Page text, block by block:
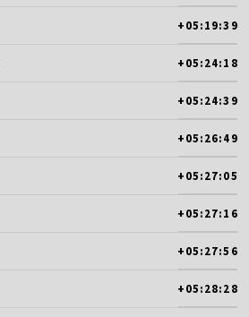
+05:19:39
+05:24:18
+05:24:39
+05:26:49
+05:27:05
+05:27:16
+05:27:56
+05:28:28